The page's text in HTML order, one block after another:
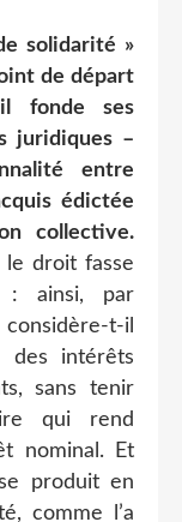
solidarité »
de départ
fonde ses
juridiques –
entre
édictée
collective.
le droit fasse
: ainsi, par
t-il
des intérêts
sans tenir
qui rend
nominal. Et
produit en
comme l’a